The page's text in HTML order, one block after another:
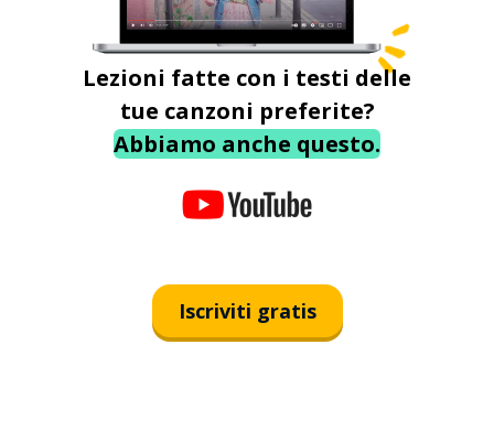
Lezioni fatte con i testi delle
tue canzoni preferite?
Abbiamo anche questo.
Iscriviti gratis